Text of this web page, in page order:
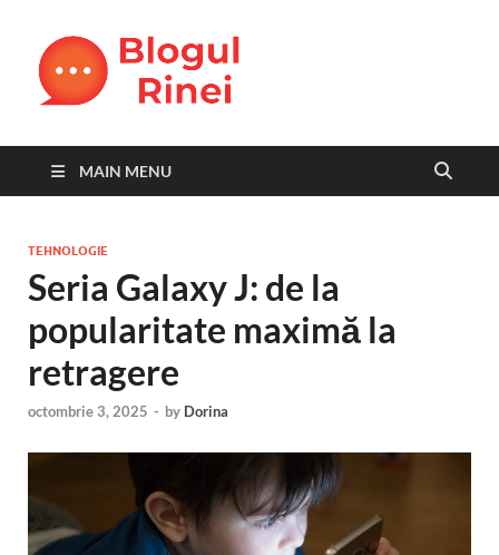
MAIN MENU
TEHNOLOGIE
Seria Galaxy J: de la
popularitate maximă la
retragere
octombrie 3, 2025 - by Dorina